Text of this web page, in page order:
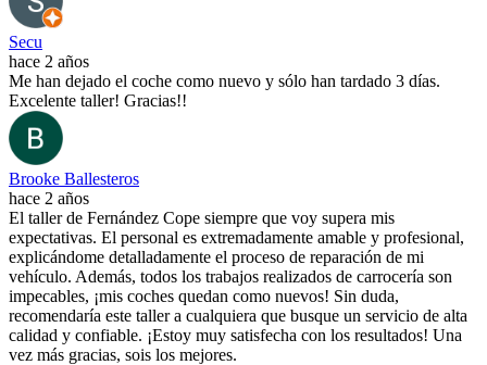
Secu
hace 2 años
Me han dejado el coche como nuevo y sólo han tardado 3 días.
Excelente taller! Gracias!!
Brooke Ballesteros
hace 2 años
El taller de Fernández Cope siempre que voy supera mis
expectativas. El personal es extremadamente amable y profesional,
explicándome detalladamente el proceso de reparación de mi
vehículo. Además, todos los trabajos realizados de carrocería son
impecables, ¡mis coches quedan como nuevos! Sin duda,
recomendaría este taller a cualquiera que busque un servicio de alta
calidad y confiable. ¡Estoy muy satisfecha con los resultados! Una
vez más gracias, sois los mejores.